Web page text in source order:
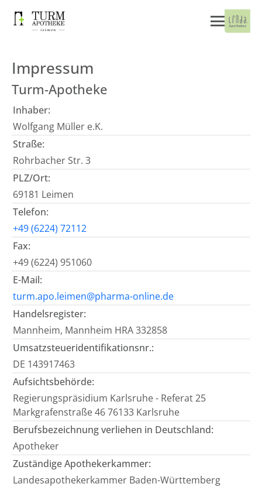
Impressum
Turm-Apotheke
Inhaber:
Wolfgang Müller e.K.
Straße:
Rohrbacher Str. 3
PLZ/Ort:
69181 Leimen
Telefon:
+49 (6224) 72112
Fax:
+49 (6224) 951060
E-Mail:
turm.apo.leimen@pharma-online.de
Handelsregister:
Mannheim, Mannheim HRA 332858
Umsatzsteueridentifikationsnr.:
DE 143917463
Aufsichtsbehörde:
Regierungspräsidium Karlsruhe - Referat 25
Markgrafenstraße 46 76133 Karlsruhe
Berufsbezeichnung verliehen in Deutschland:
Apotheker
Zuständige Apothekerkammer:
Landesapothekerkammer Baden-Württemberg